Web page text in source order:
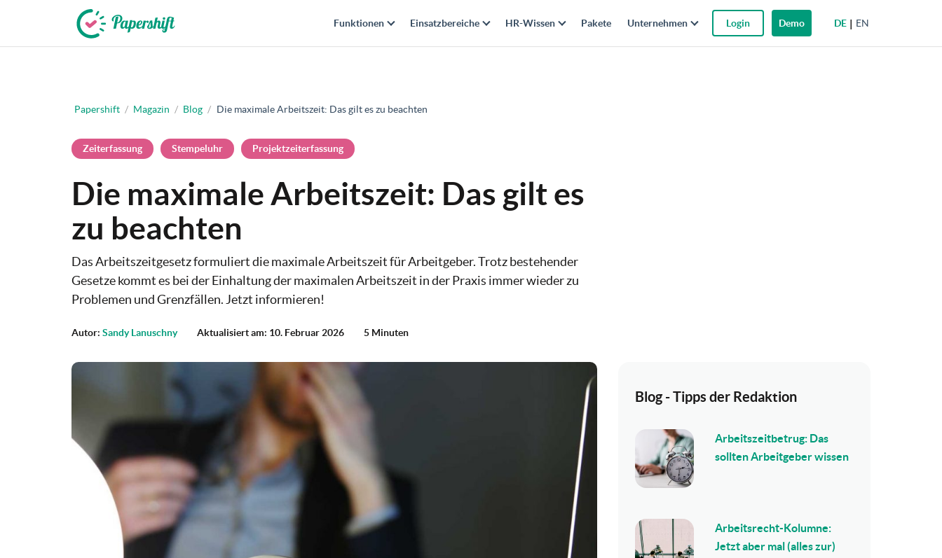
DE EN
Funktionen Einsatzbereiche HR-Wissen Pakete Unternehmen Login Demo
Papershift / Magazin / Blog / Die maximale Arbeitszeit: Das gilt es zu beachten
Zeiterfassung Stempeluhr Projektzeiterfassung
Die maximale Arbeitszeit: Das gilt es
zu beachten
Das Arbeitszeitgesetz formuliert die maximale Arbeitszeit für Arbeitgeber. Trotz bestehender
Gesetze kommt es bei der Einhaltung der maximalen Arbeitszeit in der Praxis immer wieder zu
Problemen und Grenzfällen. Jetzt informieren!
Autor: Sandy Lanuschny Aktualisiert am: 10. Februar 2026 5 Minuten
Blog - Tipps der Redaktion
Arbeitszeitbetrug: Das
sollten Arbeitgeber wissen
Arbeitsrecht-Kolumne:
Jetzt aber mal (alles zur)